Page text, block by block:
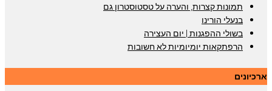
תמונות קצרות, והערה על טסטוסטרון גם
בנעלי הורינו
בשולי ההפגנות | יום העצירה
הרפתקאות יומיומיות לא חשובות
ארכיונים